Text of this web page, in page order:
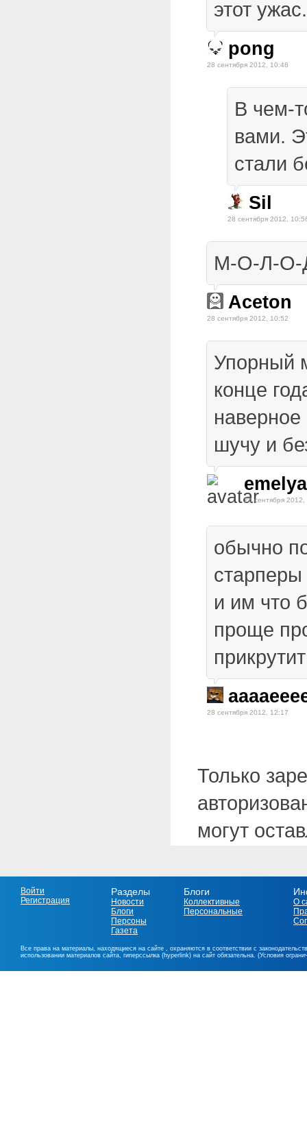
этот ужас.
pong
28 сентября 2012, 10:48
В чем-
вами.
стали
Sil
28 сентября 2012,
М-О-Л-О-
Aceton
28 сентября 2012, 10:52
Упорный
конце
шучу и
emelya
28 сентября 2012,
обычно
и им что
проще
28 сентября 2012, 12:17
Только
могут
Войти
Регистрация
Разделы
Новости
Блоги
Персоны
Газета
Блоги
Коллективные
Персональные
О
Все права на материалы, находящиеся на сайте , охраняются в соответствии с
использовании материалов сайта, гиперссылка (hyperlink) на сайт обязательна. (Условия